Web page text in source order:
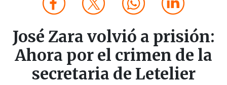
José Zara volvió a prisión:
Ahora por el crimen de la
secretaria de Letelier